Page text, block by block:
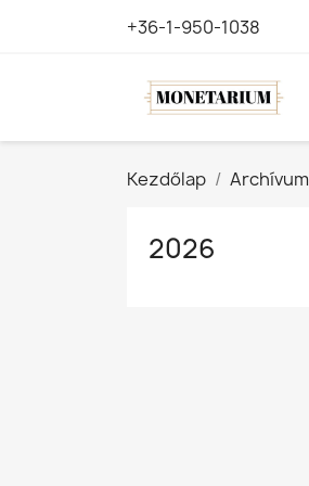
+36-1-950-1038
Kezdőlap Archívum
2026